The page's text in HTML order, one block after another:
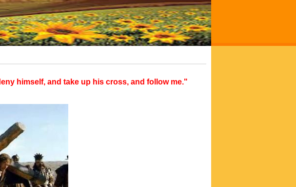
himself, and take up his cross, and follow me."